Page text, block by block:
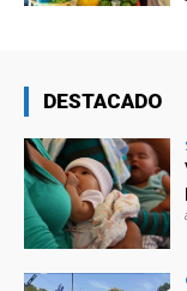
DESTACADO